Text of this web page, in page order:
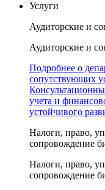
Услуги
Аудиторские и
Аудиторские и
Подробнее о
сопутствующих
учета и
устойчивого
Налоги, право,
сопровождение
Налоги, право,
сопровождение